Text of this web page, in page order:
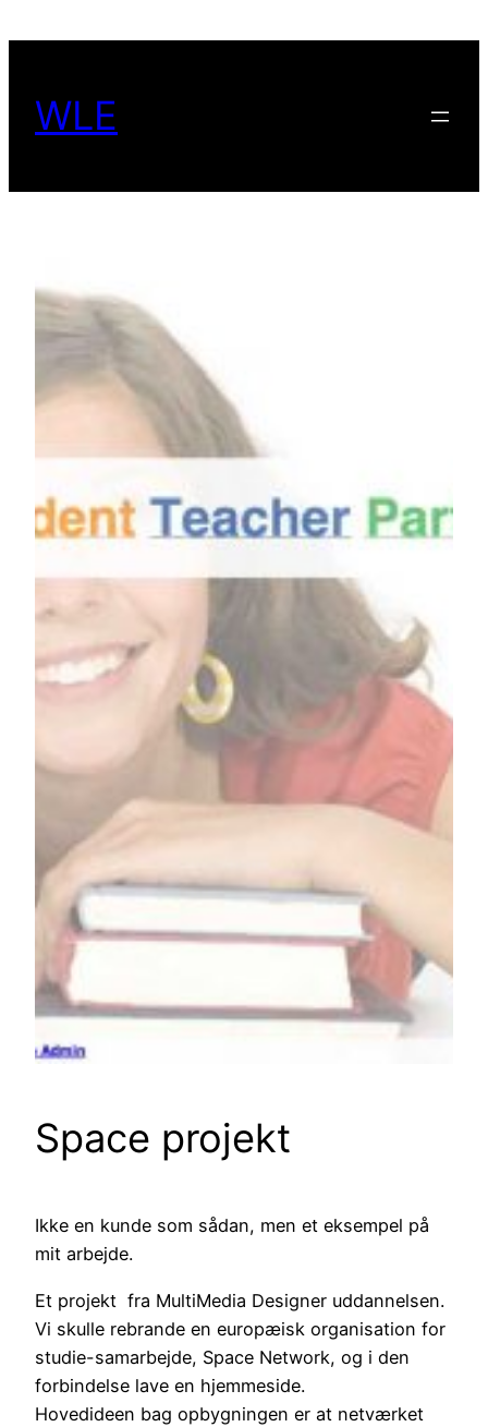
WLE
Space projekt
Ikke en kunde som sådan, men et eksempel på
mit arbejde.
Et projekt fra MultiMedia Designer uddannelsen.
Vi skulle rebrande en europæisk organisation for
studie-samarbejde, Space Network, og i den
forbindelse lave en hjemmeside.
Hovedideen bag opbygningen er at netværket